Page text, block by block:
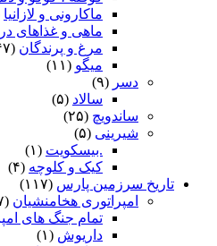
ماکارونی و لازانیا
ماهی و غذاهای
مرغ و پرندگان (۴۷)
میگو (۱۱)
دسر (۹)
سالاد (۵)
ساندویچ (۲۵)
شیرینی (۵)
.بیسکویت (۱)
کیک و کلوچه (۴)
تاریخ سرزمین پارس (۱۱۷)
امپراتوری هخامنشیان (۱۱۷)
تمام جنگ های
داریوش (۱)